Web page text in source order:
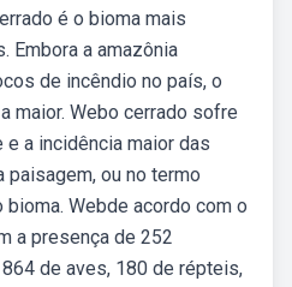
é o bioma mais
Embora a amazônia
de incêndio no país, o
maior. Webo cerrado sofre
a incidência maior das
paisagem, ou no termo
Webde acordo com o
a presença de 252
de aves, 180 de répteis,